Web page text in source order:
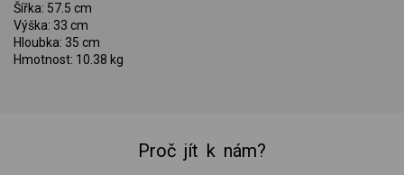
Šířka: 57.5 cm
Výška: 33 cm
Hloubka: 35 cm
Hmotnost: 10.38 kg
Proč jít k nám?